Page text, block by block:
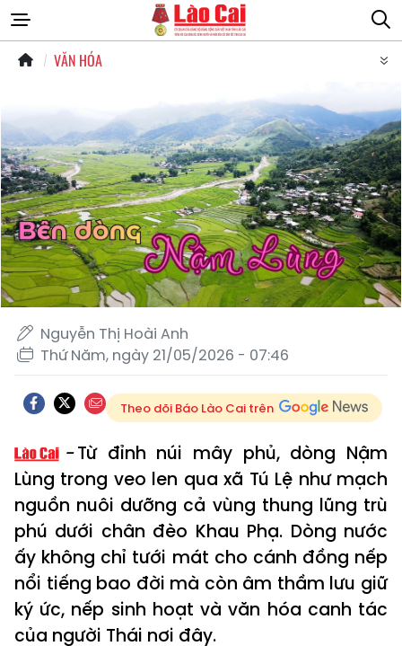
VĂN HÓA
Nguyễn Thị Hoài Anh
Thứ Năm, ngày 21/05/2026 - 07:46
Theo dõi Báo Lào Cai trên
Từ đỉnh núi mây phủ, dòng Nậm
Lùng trong veo len qua xã Tú Lệ như mạch
nguồn nuôi dưỡng cả vùng thung lũng trù
phú dưới chân đèo Khau Phạ. Dòng nước
ấy không chỉ tưới mát cho cánh đồng nếp
nổi tiếng bao đời mà còn âm thầm lưu giữ
ký ức, nếp sinh hoạt và văn hóa canh tác
của người Thái nơi đây.